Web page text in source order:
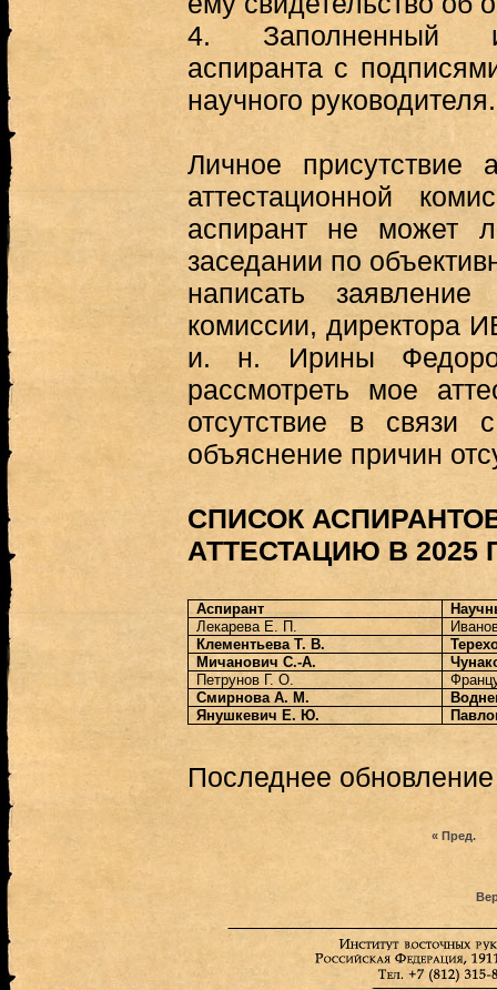
4.
Заполненный
аспиранта с
научного руководителя.
Личное присутствие
аттестационной
аспирант не может
заседании по
написать
комиссии, директора
и. н. Ирины
рассмотреть мое
отсутствие в
объяснение причин
СПИСОК
АТТЕСТАЦИЮ В 2025
Аспирант
Лекарева Е. П.
Клементьева Т. В.
Мичанович С.-А.
Петрунов Г. О.
Смирнова А. М.
Янушкевич Е. Ю.
Последнее
« Пред.